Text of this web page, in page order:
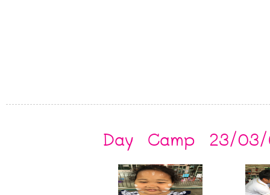
Day Camp 23/